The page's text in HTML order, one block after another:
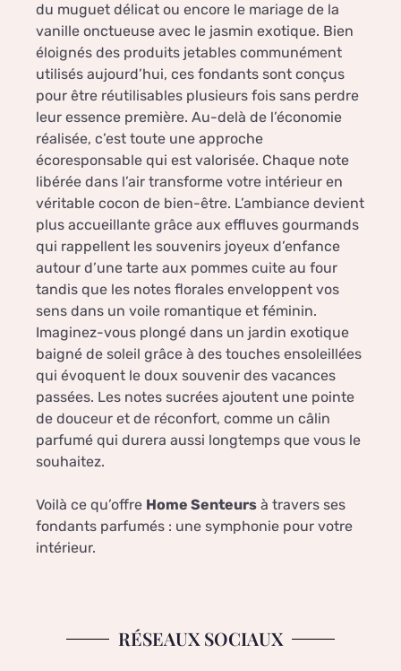
du muguet délicat ou encore le mariage de la
vanille onctueuse avec le jasmin exotique. Bien
éloignés des produits jetables communément
utilisés aujourd’hui, ces fondants sont conçus
pour être réutilisables plusieurs fois sans perdre
leur essence première. Au-delà de l’économie
réalisée, c’est toute une approche
écoresponsable qui est valorisée. Chaque note
libérée dans l’air transforme votre intérieur en
véritable cocon de bien-être. L’ambiance devient
plus accueillante grâce aux effluves gourmands
qui rappellent les souvenirs joyeux d’enfance
autour d’une tarte aux pommes cuite au four
tandis que les notes florales enveloppent vos
sens dans un voile romantique et féminin.
Imaginez-vous plongé dans un jardin exotique
baigné de soleil grâce à des touches ensoleillées
qui évoquent le doux souvenir des vacances
passées. Les notes sucrées ajoutent une pointe
de douceur et de réconfort, comme un câlin
parfumé qui durera aussi longtemps que vous le
souhaitez.
Voilà ce qu’offre Home Senteurs à travers ses
fondants parfumés : une symphonie pour votre
intérieur.
RÉSEAUX SOCIAUX